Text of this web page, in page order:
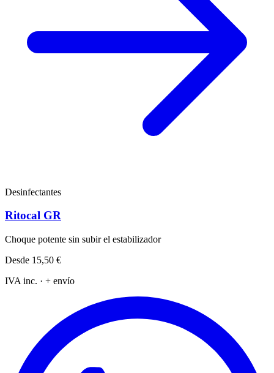
Desinfectantes
Ritocal GR
Choque potente sin subir el estabilizador
Desde 15,50 €
IVA inc. · + envío